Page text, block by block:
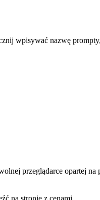
wpisywać nazwę
przeglądarce opartej